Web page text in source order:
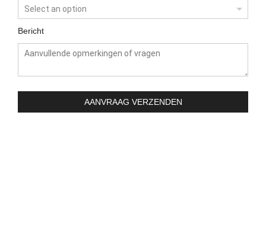
Bericht
AANVRAAG VERZENDEN